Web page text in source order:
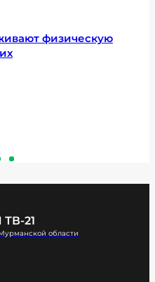
физическую
21
области